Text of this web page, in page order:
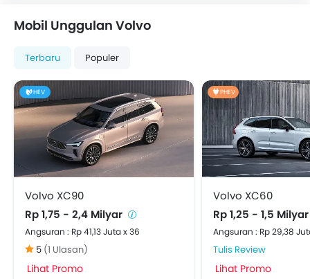
Mobil Unggulan Volvo
Terbaru Populer
HEV
Volvo XC90
Rp 1,75 - 2,4 Milyar
Angsuran : Rp 41,13 Juta x 36
5 (1 Ulasan)
Lihat Promo
PHEV
Volvo XC60
Rp 1,25 - 1,5
Angsuran : Rp 29,38
Tulis Review
Lihat Promo